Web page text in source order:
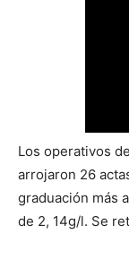
Los operativos
arrojaron 26
graduación más
de 2, 14g/l. Se